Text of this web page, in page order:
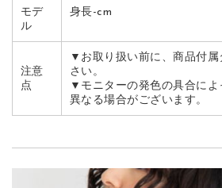
モデ
ル
身長-cm
注意
点
▼お取り扱い前に、商品付属
さい。
▼モニターの発色の具合に
異なる場合がございます。